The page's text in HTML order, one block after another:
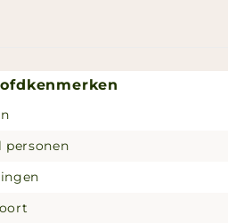
personen